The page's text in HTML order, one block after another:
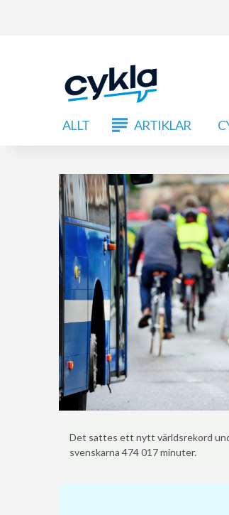
ALLT ARTIKLAR
Det sattes ett nytt världsrekord
svenskarna 474 017 minuter.